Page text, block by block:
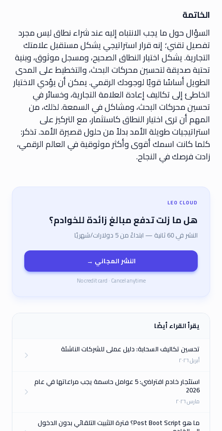
الخاتمة
السؤال حول ما يجب الانتباه إليه عند شراء نطاق ليس مجرد
تفصيل تقني؛ إنه قرار استراتيجي يشكل مستقبل علامتك
التجارية. يشكل اختيار النطاق الصحيح، ومسجل موثوق، وبنية
تحتية صديقة لتحسين محركات البحث، والتخطيط على المدى
الطويل أساسًا قويًا لوجودك الرقمي. يمكن أن يؤدي الاختيار
الخاطئ إلى تكاليف إعادة العلامة التجارية، وخسائر في
تحسين محركات البحث، ومشاكل في السمعة. لذلك، من
المهم أن ترى اختيار النطاق كاستثمار، مع التركيز على
استراتيجيات طويلة الأمد بدلاً من حلول قصيرة الأمد. تذكر:
كلما كانت اسمك أقوى وأكثر موثوقية في العالم الرقمي،
زادت فرصك في النجاح.
LEO CLOUD
هل ما زلت تدفع مبالغ زائدة للخوادم؟
النشر في 60 ثانية — ابتداءً من 5 دولارات/شهريًا
النشر المجاني →
No credit card · Cancel anytime
يقرأ القراء أيضًا
تحسين تكاليف السحابة: دليل عملي للشركات الناشئة
أبريل ٢٠٢٦
استئجار خادم افتراضي: 5 عوامل حاسمة يجب مراعاتها في عام
2026
مارس ٢٠٢٦
ما هو Post Boot Script؟ فترة التثبيت التلقائي بدون الدخول